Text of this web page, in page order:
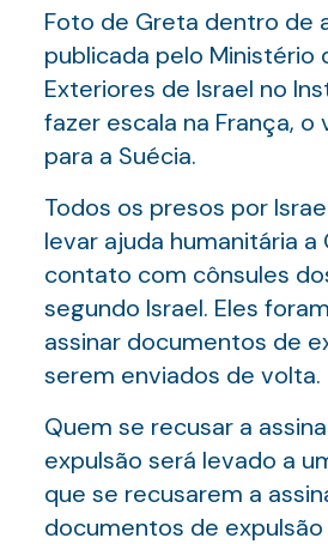
Foto de Greta dentro de
publicada pelo Ministério
Exteriores de Israel no
fazer escala na França, o
para a Suécia.
Todos os presos por
levar ajuda humanitária a
contato com cônsules
segundo Israel. Eles
assinar documentos de
serem enviados de volta.
Quem se recusar a
expulsão será levado a
que se recusarem a
documentos de